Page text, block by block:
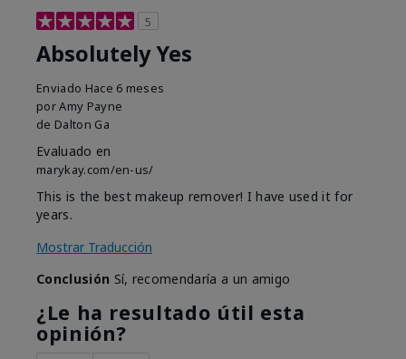
5
Absolutely Yes
Enviado Hace 6 meses
porAmy Payne
de Dalton Ga
Evaluado en
marykay.com/en-us/
This is the best makeup remover! I have used it for
years.
Mostrar Traducción
Conclusión Sí, recomendaría a un amigo
¿Le ha resultado útil esta
opinión?